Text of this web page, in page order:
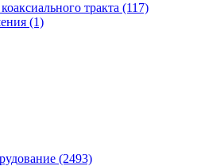
тракта (117)
(1)
(2493)